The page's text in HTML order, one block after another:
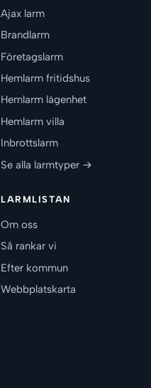
Ajax larm
Brandlarm
Företagslarm
Hemlarm fritidshus
Hemlarm lägenhet
Hemlarm villa
Inbrottslarm
Se alla larmtyper →
LARMLISTAN
Om oss
Så rankar vi
Efter kommun
Webbplatskarta